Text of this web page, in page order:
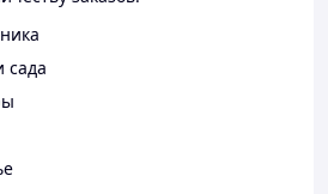
сада